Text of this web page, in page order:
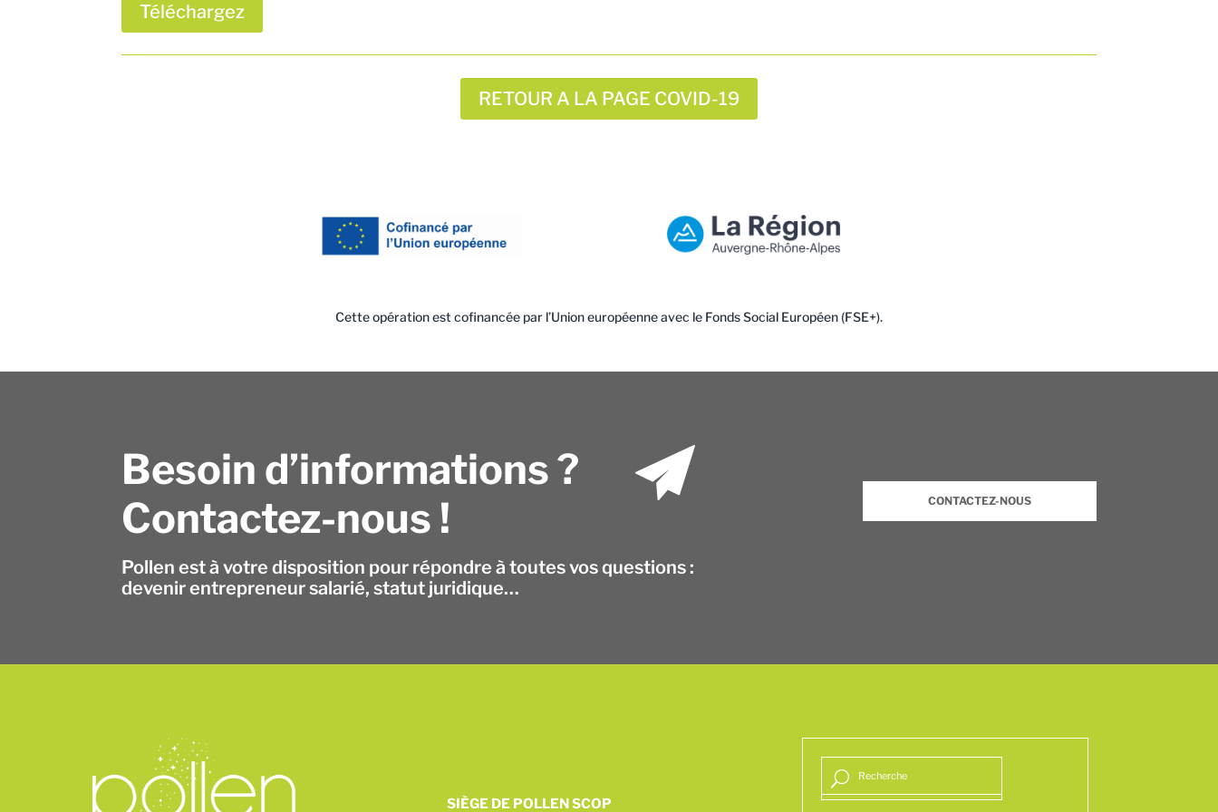
Téléchargez
RETOUR A LA PAGE COVID-19
Cette opération est cofinancée par l’Union européenne avec le Fonds Social Européen (FSE+).
Besoin d’informations ?
Contactez-nous !
Pollen est à votre disposition pour répondre à toutes vos questions :
devenir entrepreneur salarié, statut juridique…
CONTACTEZ-NOUS
SIÈGE DE POLLEN SCOP